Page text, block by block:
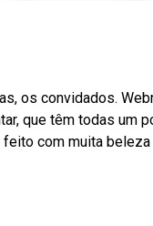
os convidados.
que têm todas um
com muita